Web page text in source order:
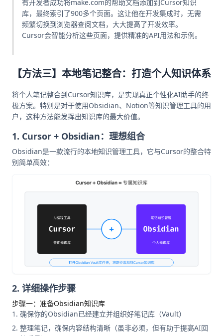
有开发者成功将make.com的帮助文档添加到Cursor知识
库，最终索引了900多个页面。这让他在开发集成时，无需
频繁切换到浏览器查阅文档，大大提高了开发效率。
Cursor会智能分析这些页面，提供精准的API用法和示例。
【方法三】本地笔记整合：打造个人知识体系
将个人笔记整合到Cursor知识库，是实现真正个性化AI助手的终
极方案。特别是对于使用Obsidian、Notion等知识管理工具的用
户，这种方法能发挥出知识库的最大价值。
1. Cursor + Obsidian：理想组合
Obsidian是一款流行的本地知识管理工具，它与Cursor的整合特
别简单高效：
2. 详细操作步骤
步骤一：准备Obsidian知识库
确保你的Obsidian已经建立并组织好笔记库（Vault）
整理笔记，确保内容结构清晰（虽非必须，但有助于提高AI回